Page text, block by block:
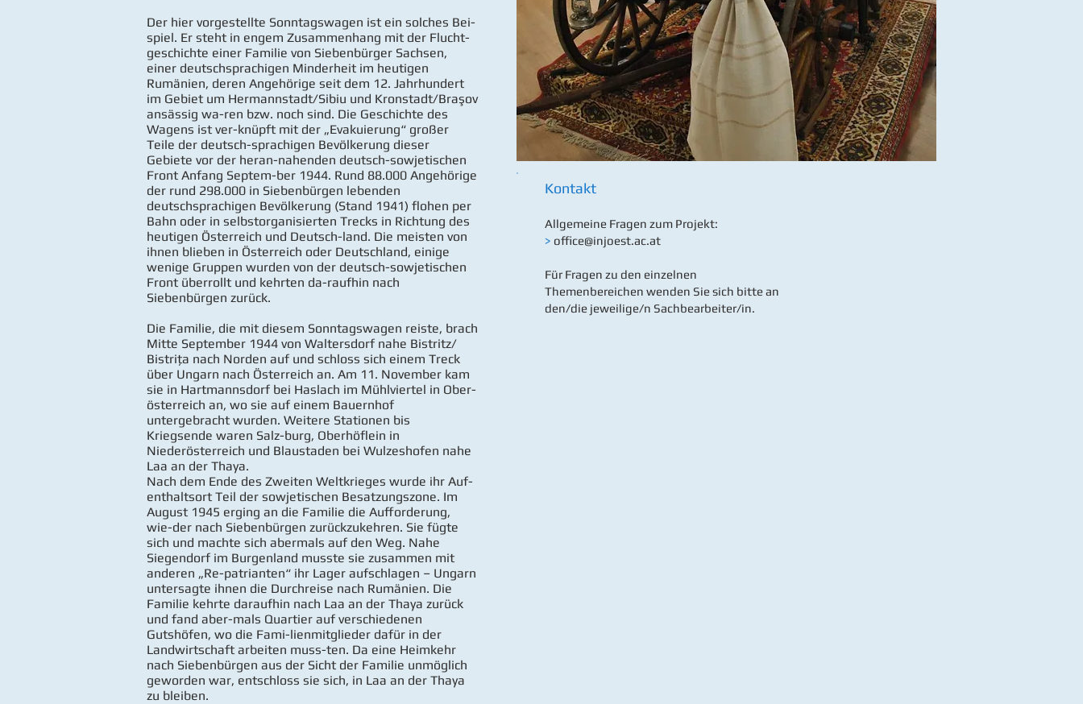
Der hier vorgestellte Sonntagswagen ist ein solches Bei-
spiel. Er steht in engem Zusammenhang mit der Flucht-
geschichte einer Familie von Siebenbürger Sachsen,
einer deutschsprachigen Minderheit im heutigen
Rumänien, deren Angehörige seit dem 12. Jahrhundert
im Gebiet um Hermannstadt/Sibiu und Kronstadt/Braşov
ansässig wa-ren bzw. noch sind. Die Geschichte des
Wagens ist ver-knüpft mit der „Evakuierung“ großer
Teile der deutsch-sprachigen Bevölkerung dieser
Gebiete vor der heran-nahenden deutsch-sowjetischen
Front Anfang Septem-ber 1944. Rund 88.000 Angehörige
der rund 298.000 in Siebenbürgen lebenden
deutschsprachigen Bevölkerung (Stand 1941) flohen per
Bahn oder in selbstorganisierten Trecks in Richtung des
heutigen Österreich und Deutsch-land. Die meisten von
ihnen blieben in Österreich oder Deutschland, einige
wenige Gruppen wurden von der deutsch-sowjetischen
Front überrollt und kehrten da-raufhin nach
Siebenbürgen zurück.
Die Familie, die mit diesem Sonntagswagen reiste, brach
Mitte September 1944 von Waltersdorf nahe Bistritz/
Bistrița nach Norden auf und schloss sich einem Treck
über Ungarn nach Österreich an. Am 11. November kam
sie in Hartmannsdorf bei Haslach im Mühlviertel in Ober-
österreich an, wo sie auf einem Bauernhof
untergebracht wurden. Weitere Stationen bis
Kriegsende waren Salz-burg, Oberhöflein in
Niederösterreich und Blaustaden bei Wulzeshofen nahe
Laa an der Thaya.
Nach dem Ende des Zweiten Weltkrieges wurde ihr Auf-
enthaltsort Teil der sowjetischen Besatzungszone. Im
August 1945 erging an die Familie die Aufforderung,
wie-der nach Siebenbürgen zurückzukehren. Sie fügte
sich und machte sich abermals auf den Weg. Nahe
Siegendorf im Burgenland musste sie zusammen mit
anderen „Re-patrianten“ ihr Lager aufschlagen – Ungarn
untersagte ihnen die Durchreise nach Rumänien. Die
Familie kehrte daraufhin nach Laa an der Thaya zurück
und fand aber-mals Quartier auf verschiedenen
Gutshöfen, wo die Fami-lienmitglieder dafür in der
Landwirtschaft arbeiten muss-ten. Da eine Heimkehr
nach Siebenbürgen aus der Sicht der Familie unmöglich
geworden war, entschloss sie sich, in Laa an der Thaya
zu bleiben.
Kontakt
Allgemeine Fragen zum Projekt:
> office@injoest.ac.at
Für Fragen zu den einzelnen
Themenbereichen wenden Sie sich bitte an
den/die jeweilige/n Sachbearbeiter/in.